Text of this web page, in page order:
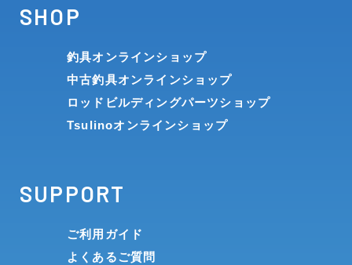
SHOP
釣具オンラインショップ
中古釣具オンラインショップ
ロッドビルディングパーツショップ
Tsulinoオンラインショップ
SUPPORT
ご利用ガイド
よくあるご質問